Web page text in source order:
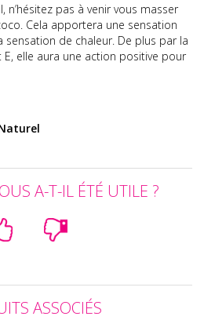
pas à venir vous masser
Cela apportera une sensation
de chaleur. De plus par la
elle aura une action positive pour
A-T-IL ÉTÉ UTILE ?
ASSOCIÉS